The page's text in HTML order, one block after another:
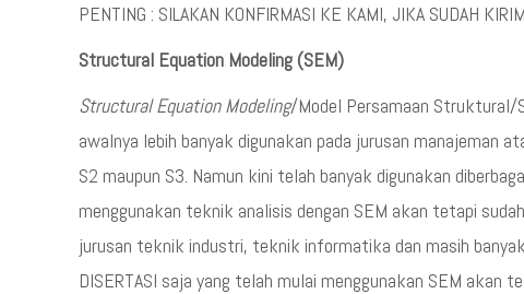
PENTING : SILAKAN KONFIRMASI KE KAMI, JIKA SUDAH
Structural Equation Modeling (SEM)
Structural Equation Modeling/Model Persamaan Struktural/
awalnya lebih banyak digunakan pada jurusan manajeman
S2 maupun S3. Namun kini telah banyak digunakan
menggunakan teknik analisis dengan SEM akan tetapi
jurusan teknik industri, teknik informatika dan masih
DISERTASI saja yang telah mulai menggunakan SEM akan